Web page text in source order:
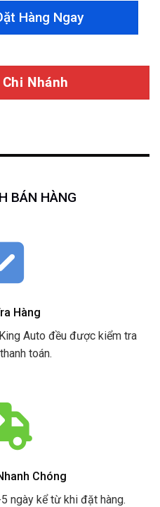
360 Độ Cao Cấp quantity
Hàng Ngay
Nhánh
BÁN HÀNG
Hàng
Auto đều được kiểm tra
toán.
Chóng
ngày kể từ khi đặt hàng.